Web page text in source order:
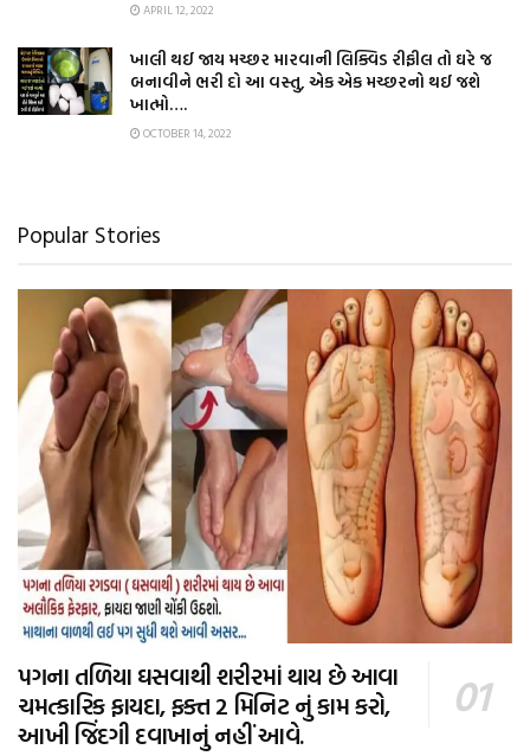
APRIL 12, 2022
ખાલી થઈ જાય મચ્છર મારવાની લિક્વિડ રીફીલ તો ઘરે જ
બનાવીને ભરી દો આ વસ્તુ, એક એક મચ્છરનો થઈ જશે
ખાત્મો….
OCTOBER 14, 2022
Popular Stories
પગના તળિયા ઘસવાથી શરીરમાં થાય છે આવા
ચમત્કારિક ફાયદા, ફક્ત 2 મિનિટ નું કામ કરો,
આખી જિંદગી દવાખાનું નહીં આવે.